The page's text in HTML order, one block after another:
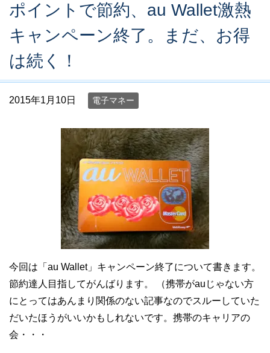
ポイントで節約、au Wallet激熱
キャンペーン終了。まだ、お得
は続く！
2015年1月10日 電子マネー
今回は「au Wallet」キャンペーン終了について書きます。
節約達人目指してがんばります。 （携帯がauじゃない方
にとってはあんまり関係のない記事なのでスルーしていた
だいたほうがいいかもしれないです。携帯のキャリアの
会・・・